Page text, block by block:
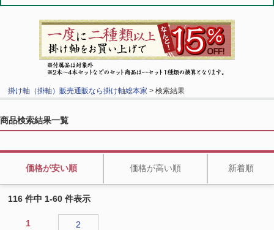
掛け軸（掛軸）販売通販なら掛け軸総本家 > 検索結果
商品検索結果一覧
価格が安い順 価格が高い順 新着順
116 件中 1-60 件表示
1 2